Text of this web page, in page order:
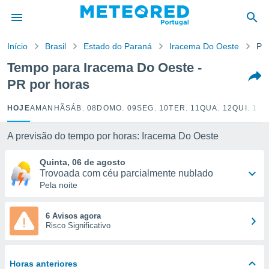
da
foi
para
fornecidas
a este
e
forma
digital
ou
Início Brasil Estado do Paraná Iracema Do Oeste
Tempo para Iracema Do Oeste -
PR por horas
HOJEAMANHÃSÁB. 08 DOMO. 09SEG. 10TER. 11QUA. 12QUI. 13
A previsão do tempo por horas: Iracema Do Oeste
Quinta, 06 de agosto
Trovoada com céu parcialmente nublado
Pela noite
6 Avisos agora
Risco Significativo
Horas anteriores